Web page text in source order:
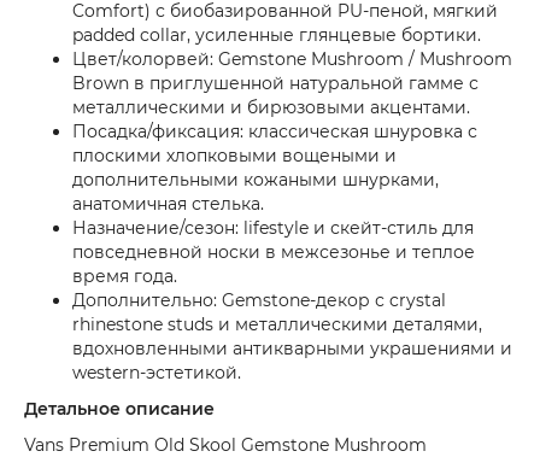
Comfort) с биобазированной PU-пеной, мягкий
padded collar, усиленные глянцевые бортики.
Цвет/колорвей: Gemstone Mushroom / Mushroom
Brown в приглушенной натуральной гамме с
металлическими и бирюзовыми акцентами.
Посадка/фиксация: классическая шнуровка с
плоскими хлопковыми вощеными и
дополнительными кожаными шнурками,
анатомичная стелька.
Назначение/сезон: lifestyle и скейт-стиль для
повседневной носки в межсезонье и теплое
время года.
Дополнительно: Gemstone-декор с crystal
rhinestone studs и металлическими деталями,
вдохновленными антикварными украшениями и
western-эстетикой.
Детальное описание
Vans Premium Old Skool Gemstone Mushroom